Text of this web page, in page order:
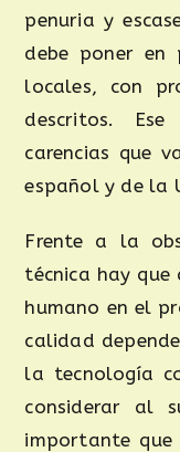
penuria y
debe poner en
locales, con
descritos.
carencias que
español y de la
Frente a la
técnica hay
humano en el
calidad
la tecnología
considerar al
importante